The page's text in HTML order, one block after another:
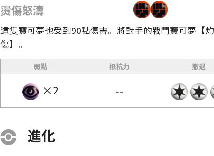
燙傷怒濤
這隻寶可夢也受到90點傷害。將對手的戰鬥寶可夢【灼
傷】。
弱點 抵抗力 撤退
×2 --
進化